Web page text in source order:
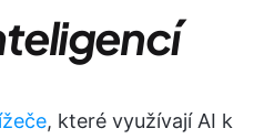
, které využívají AI k